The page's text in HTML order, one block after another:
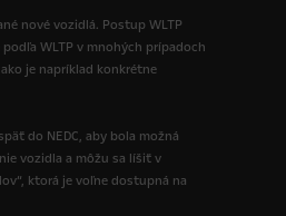
nové vozidlá. Postup WLTP
WLTP v mnohých prípadoch
je napríklad konkrétne
do NEDC, aby bola možná
vozidla a môžu sa líšiť v
ktorá je voľne dostupná na